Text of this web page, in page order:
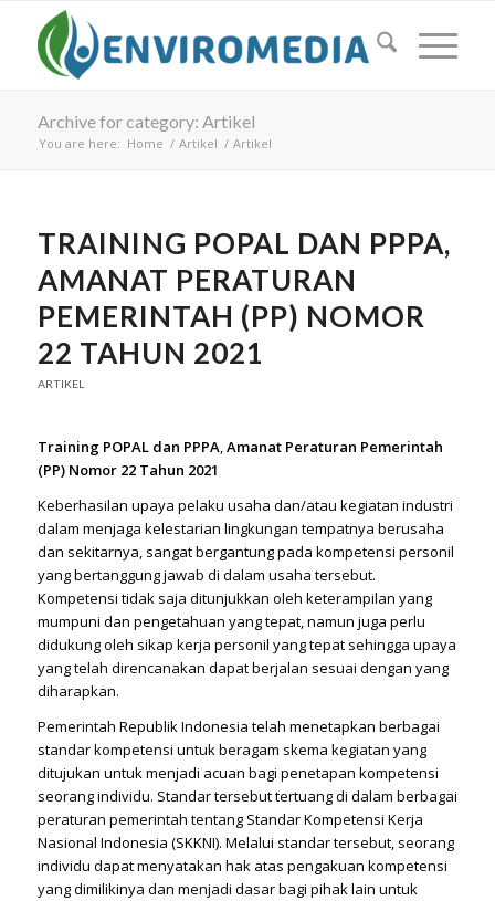
Archive for category: Artikel
You are here: Home / Artikel / Artikel
TRAINING POPAL DAN PPPA,
AMANAT PERATURAN
PEMERINTAH (PP) NOMOR
22 TAHUN 2021
ARTIKEL
Training POPAL dan PPPA,Amanat Peraturan Pemerintah
(PP) Nomor 22 Tahun 2021
Keberhasilan upaya pelaku usaha dan/atau kegiatan industri
dalam menjaga kelestarian lingkungan tempatnya berusaha
dan sekitarnya, sangat bergantung pada kompetensi personil
yang bertanggung jawab di dalam usaha tersebut.
Kompetensi tidak saja ditunjukkan oleh keterampilan yang
mumpuni dan pengetahuan yang tepat, namun juga perlu
didukung oleh sikap kerja personil yang tepat sehingga upaya
yang telah direncanakan dapat berjalan sesuai dengan yang
diharapkan.
Pemerintah Republik Indonesia telah menetapkan berbagai
standar kompetensi untuk beragam skema kegiatan yang
ditujukan untuk menjadi acuan bagi penetapan kompetensi
seorang individu. Standar tersebut tertuang di dalam berbagai
peraturan pemerintah tentang Standar Kompetensi Kerja
Nasional Indonesia (SKKNI). Melalui standar tersebut, seorang
individu dapat menyatakan hak atas pengakuan kompetensi
yang dimilikinya dan menjadi dasar bagi pihak lain untuk